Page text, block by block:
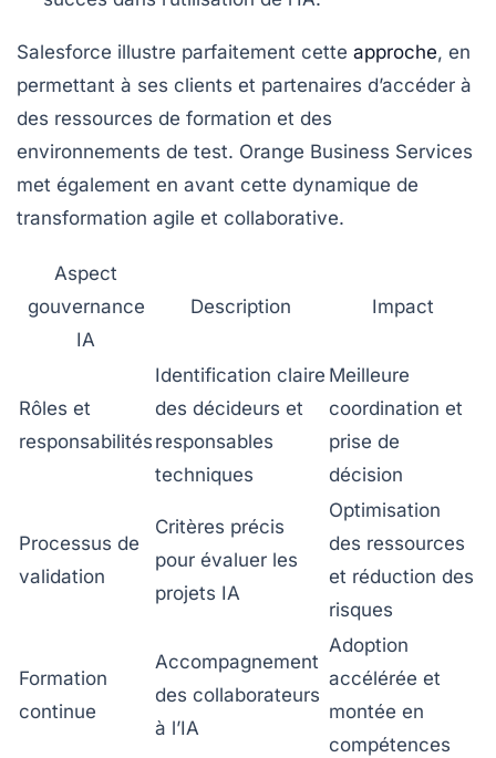
Salesforce illustre parfaitement cette approche, en
permettant à ses clients et partenaires d’accéder à
des ressources de formation et des
environnements de test. Orange Business Services
met également en avant cette dynamique de
transformation agile et collaborative.
Aspect
gouvernance
IA
Description Impact
Rôles et
responsabilités
Identification claire
des décideurs et
responsables
techniques
Meilleure
coordination et
prise de
décision
Processus de
validation
Critères précis
pour évaluer les
projets IA
Optimisation
des ressources
et réduction des
risques
Formation
continue
Accompagnement
des collaborateurs
à l’IA
Adoption
accélérée et
montée en
compétences